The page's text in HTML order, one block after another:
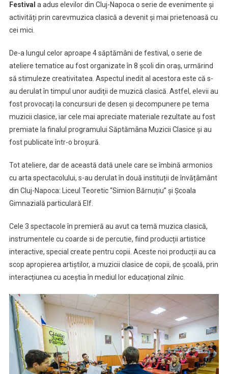
la
Classic
Festival a adus elevilor din Cluj-Napoca o serie de evenimente și
activități prin carevmuzica clasică a devenit și mai prietenoasă cu
cei mici.
De-a lungul celor aproape 4 săptămâni de festival, o serie de
ateliere tematice au fost organizate în 8 școli din oraș, urmărind
să stimuleze creativitatea. Aspectul inedit al acestora este că s-
au derulat în timpul unor audiţii de muzică clasică. Astfel, elevii au
fost provocați la concursuri de desen şi decompunere pe tema
muzicii clasice, iar cele mai apreciate materiale rezultate au fost
premiate la finalul programului Săptămâna Muzicii Clasice și au
fost publicate într-o broșură.
Tot ateliere, dar de această dată unele care se îmbină armonios
cu arta spectacolului, s-au derulat în două instituții de învățâmânt
din Cluj-Napoca: Liceul Teoretic “Simion Bărnuțiu” și Școala
Gimnazială particulară Elf.
Cele 3 spectacole în premieră au avut ca temă muzica clasică,
instrumentele cu coarde si de percutie, fiind producții artistice
interactive, special create pentru copii. Aceste noi producții au ca
scop apropierea artiștilor, a muzicii clasice de copii, de școală, prin
interacțiunea cu aceștia în mediul lor educațional zilnic.